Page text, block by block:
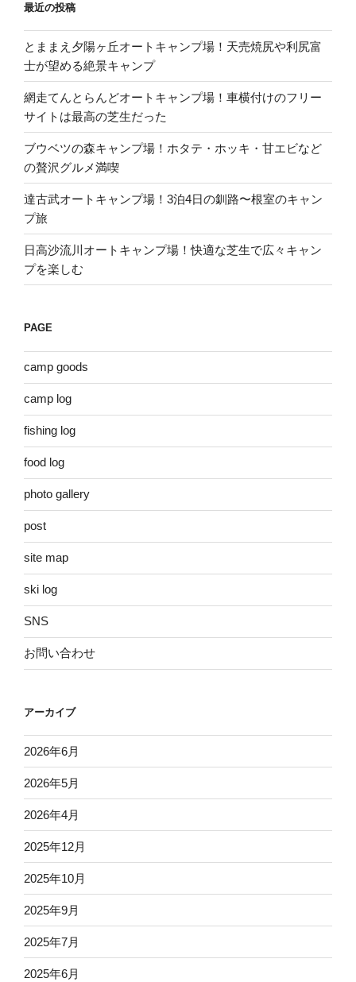
最近の投稿
とままえ夕陽ヶ丘オートキャンプ場！天売焼尻や利尻富
士が望める絶景キャンプ
網走てんとらんどオートキャンプ場！車横付けのフリー
サイトは最高の芝生だった
ブウベツの森キャンプ場！ホタテ・ホッキ・甘エビなど
の贅沢グルメ満喫
達古武オートキャンプ場！3泊4日の釧路〜根室のキャン
プ旅
日高沙流川オートキャンプ場！快適な芝生で広々キャン
プを楽しむ
PAGE
camp goods
camp log
fishing log
food log
photo gallery
post
site map
ski log
SNS
お問い合わせ
アーカイブ
2026年6月
2026年5月
2026年4月
2025年12月
2025年10月
2025年9月
2025年7月
2025年6月